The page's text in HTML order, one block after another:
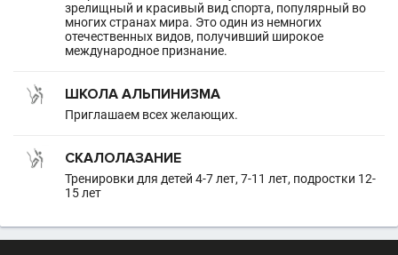
зрелищный и красивый вид спорта, популярный во
многих странах мира. Это один из немногих
отечественных видов, получивший широкое
международное признание.
ШКОЛА АЛЬПИНИЗМА
Приглашаем всех желающих.
СКАЛОЛАЗАНИЕ
Тренировки для детей 4-7 лет, 7-11 лет, подростки 12-
15 лет